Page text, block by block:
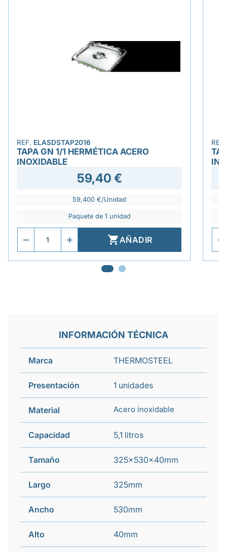
REF. ELASDSTAP2016
TAPA GN 1/1 HERMÉTICA ACERO
INOXIDABLE
59,40 €
59,400 €/Unidad
Paquete de 1 unidad
AÑADIR
INFORMACIÓN TÉCNICA
Marca THERMOSTEEL
Presentación 1 unidades
Material Acero inoxidable
Capacidad 5,1 litros
Tamaño 325x530x40mm
Largo 325mm
Ancho 530mm
Alto 40mm